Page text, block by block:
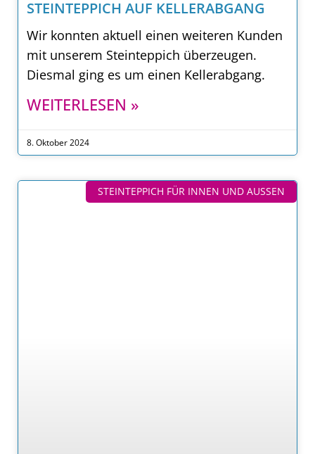
STEINTEPPICH AUF KELLERABGANG
Wir konnten aktuell einen weiteren Kunden
mit unserem Steinteppich überzeugen.
Diesmal ging es um einen Kellerabgang.
WEITERLESEN »
8. Oktober 2024
STEINTEPPICH FÜR INNEN UND AUSSEN